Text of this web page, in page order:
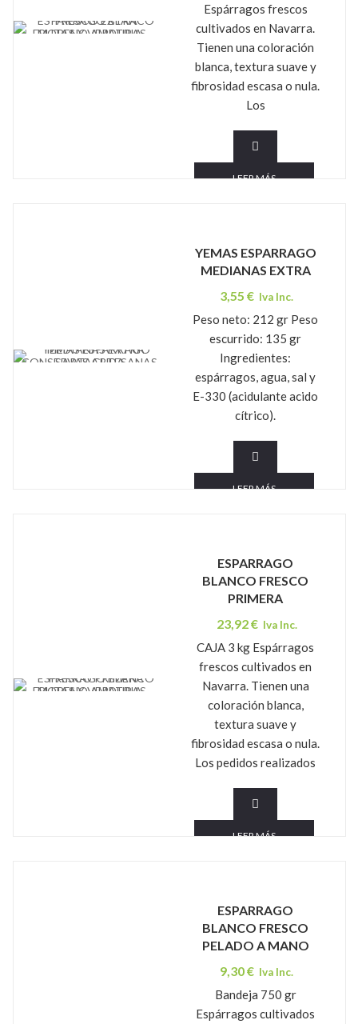
FRUTAS Y VERDURAS MORENO AMATRIA
Espárragos frescos
cultivados en Navarra.
Tienen una coloración
blanca, textura suave y
fibrosidad escasa o nula.
Los
LEER MÁS
CONSERVAS ARTESANAS SARTAGUDA
YEMAS ESPARRAGO
MEDIANAS EXTRA
3,55€ Iva Inc.
Peso neto: 212 gr Peso
escurrido: 135 gr
Ingredientes:
espárragos, agua, sal y
E-330 (acidulante acido
cítrico).
LEER MÁS
FRUTAS Y VERDURAS MORENO AMATRIA
ESPARRAGO
BLANCO FRESCO
PRIMERA
23,92€ Iva Inc.
CAJA 3 kg Espárragos
frescos cultivados en
Navarra. Tienen una
coloración blanca,
textura suave y
fibrosidad escasa o nula.
Los pedidos realizados
LEER MÁS
ESPARRAGO
BLANCO FRESCO
PELADO A MANO
9,30€ Iva Inc.
Bandeja 750 gr
Espárragos cultivados